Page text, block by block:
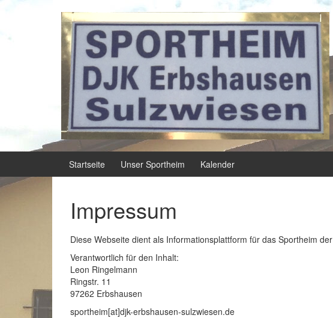
Startseite Unser Sportheim Kalender
Impressum
Diese Webseite dient als Informationsplattform für das Sportheim der
Verantwortlich für den Inhalt:
Leon Ringelmann
Ringstr. 11
97262 Erbshausen
sportheim[at]djk-erbshausen-sulzwiesen.de